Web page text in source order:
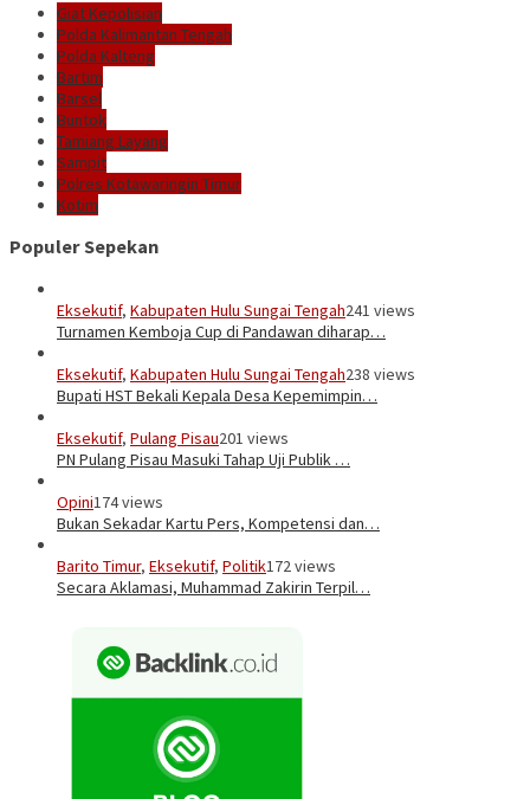
Giat Kepolisian
Polda Kalimantan Tengah
Polda Kalteng
Bartim
Barsel
Buntok
Tamiang Layang
Sampit
Polres Kotawaringin Timur
Kotim
Populer Sepekan
Eksekutif, Kabupaten Hulu Sungai Tengah241 views
Turnamen Kemboja Cup di Pandawan diharap…
Eksekutif, Kabupaten Hulu Sungai Tengah238 views
Bupati HST Bekali Kepala Desa Kepemimpin…
Eksekutif, Pulang Pisau201 views
PN Pulang Pisau Masuki Tahap Uji Publik …
Opini174 views
Bukan Sekadar Kartu Pers, Kompetensi dan…
Barito Timur, Eksekutif, Politik172 views
Secara Aklamasi, Muhammad Zakirin Terpil…